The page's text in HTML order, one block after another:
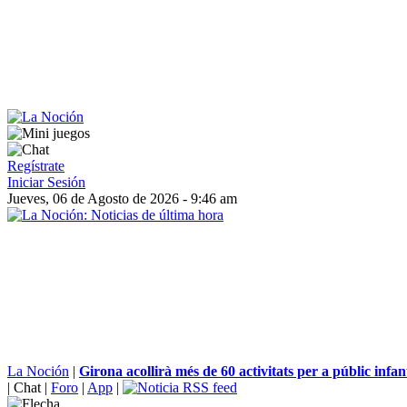
Regístrate
Iniciar Sesión
Jueves, 06 de Agosto de 2026 - 9:46 am
La Noción | Girona acollirà més de 60 activitats per a públic
| Chat | Foro | App |